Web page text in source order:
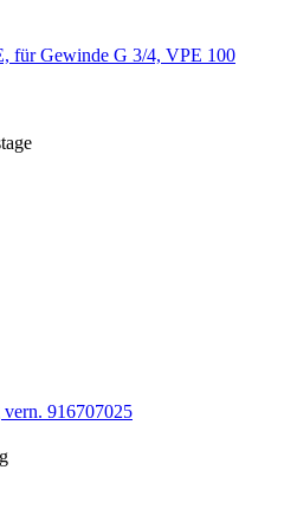
für Gewinde G 3/4, VPE 100
916707025